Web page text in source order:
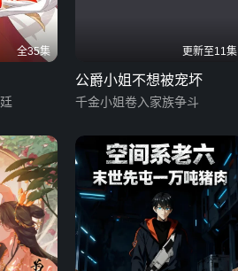
全35集 更新至11集
公爵小姐不想被宠坏
千金小姐卷入家族争斗